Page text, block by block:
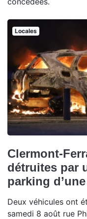
Locales
Clermont-
détruites par
parking
Deux véhicules ont
samedi 8 août rue